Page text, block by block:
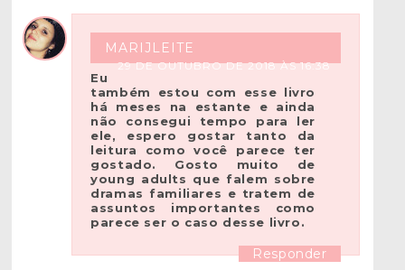
MARIJLEITE
29 DE OUTUBRO DE 2018 ÀS 16:38
Eu
também estou com esse livro
há meses na estante e ainda
não consegui tempo para ler
ele, espero gostar tanto da
leitura como você parece ter
gostado. Gosto muito de
young adults que falem sobre
dramas familiares e tratem de
assuntos importantes como
parece ser o caso desse livro.
Responder